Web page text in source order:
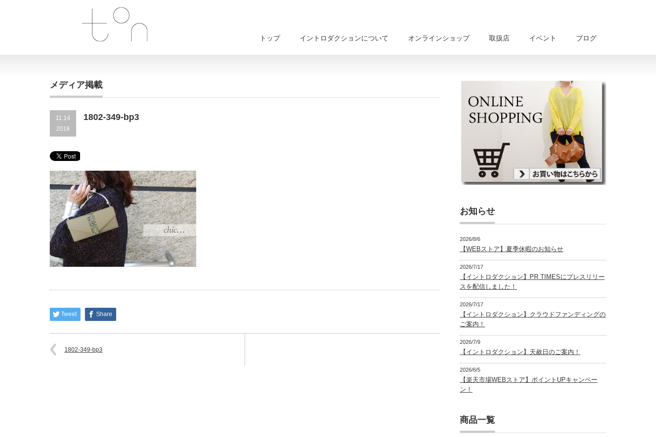
トップ イントロダクションについて オンラインショップ 取扱店 イベント ブログ
メディア掲載
11.14
2018
1802-349-bp3
Tweet Share
1802-349-bp3
お知らせ
2026/8/6
【WEBストア】夏季休暇のお知らせ
2026/7/17
【イントロダクション】PR TIMESにプレスリリー
スを配信しました！
2026/7/17
【イントロダクション】クラウドファンディングの
ご案内！
2026/7/9
【イントロダクション】天赦日のご案内！
2026/6/5
【楽天市場WEBストア】ポイントUPキャンペー
ン！
商品一覧